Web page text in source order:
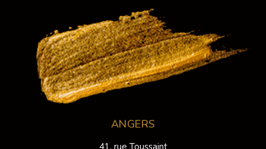
ANGERS